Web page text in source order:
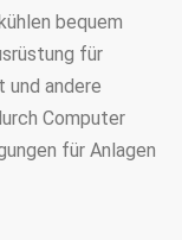
bequem
für
andere
Computer
für Anlagen